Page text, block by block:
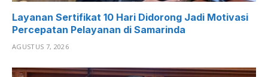
Layanan Sertifikat 10 Hari Didorong Jadi Motivasi
Percepatan Pelayanan di Samarinda
AGUSTUS 7, 2026